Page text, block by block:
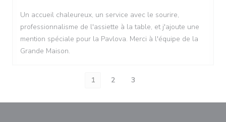
Un accueil chaleureux, un service avec le sourire,
professionnalisme de l'assiette à la table, et j'ajoute une
mention spéciale pour la Pavlova. Merci à l'équipe de la
Grande Maison.
1 2 3